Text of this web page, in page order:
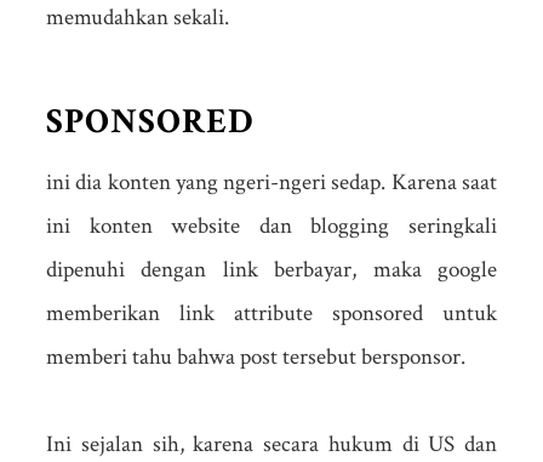
memudahkan sekali.
SPONSORED
ini dia konten yang ngeri-ngeri sedap. Karena saat
ini konten website dan blogging seringkali
dipenuhi dengan link berbayar, maka google
memberikan link attribute sponsored untuk
memberi tahu bahwa post tersebut bersponsor.
Ini sejalan sih, karena secara hukum di US dan